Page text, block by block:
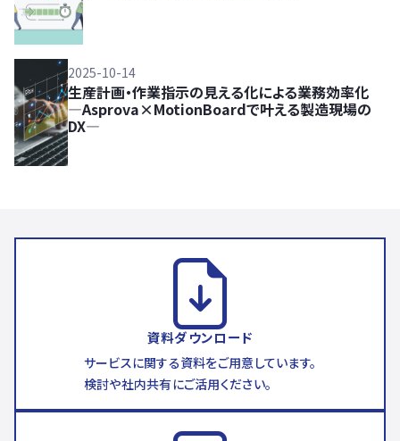
2025-10-14
生産計画・作業指示の見える化による業務効率化
―Asprova×MotionBoardで叶える製造現場の
DX―
資料ダウンロード
サービスに関する資料をご用意しています。
検討や社内共有にご活用ください。